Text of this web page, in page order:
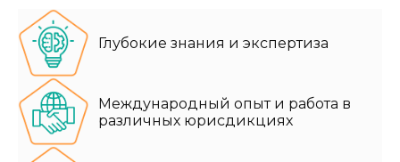
Глубокие знания и экспертиза
Международный опыт и работа в
различных юрисдикциях